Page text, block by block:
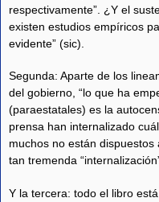
respectivamente”. ¿Y el
existen estudios empíricos
evidente” (sic).
Segunda: Aparte de los
del gobierno, “lo que ha
(paraestatales) es la
prensa han internalizado
muchos no están
tan tremenda
Y la tercera: todo el libro